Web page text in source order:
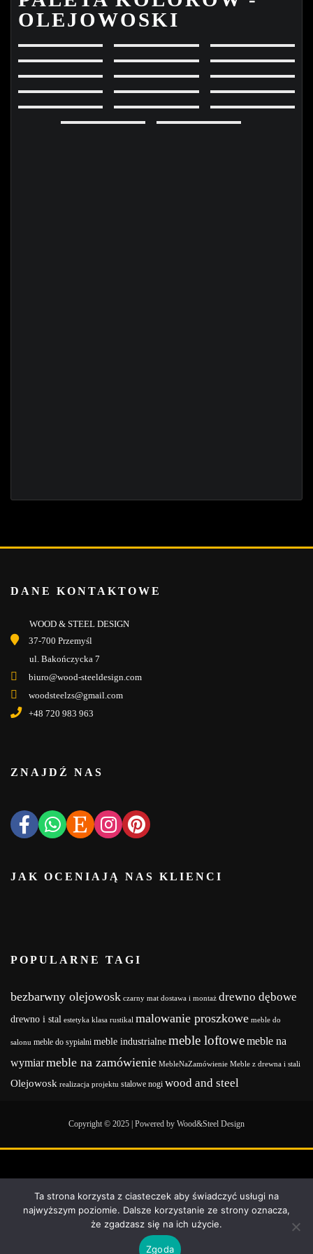
OLEJOWOSKI
DANE KONTAKTOWE
WOOD & STEEL DESIGN
37-700 Przemyśl
ul. Bakończycka 7
biuro@wood-steeldesign.com
woodsteelzs@gmail.com
+48 720 983 963
ZNAJDŹ NAS
JAK OCENIAJĄ NAS KLIENCI
POPULARNE TAGI
bezbarwny olejowosk czarny mat dostawa i montaż drewno dębowe
drewno i stal estetyka klasa rustikal malowanie proszkowe meble do
salonu meble do sypialni meble industrialne meble loftowemeble na
wymiarmeble na zamówienie MebleNaZamówienie Meble z drewna i stali
Olejowosk realizacja projektu stalowe nogi wood and steel
Copyright © 2025 | Powered by Wood&Steel Design
Ta strona korzysta z ciasteczek aby świadczyć usługi na
najwyższym poziomie. Dalsze korzystanie ze strony oznacza,
że zgadzasz się na ich użycie.
Zgoda